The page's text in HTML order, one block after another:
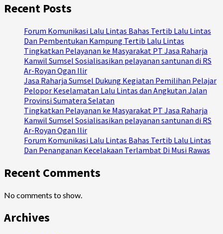
Recent Posts
Forum Komunikasi Lalu Lintas Bahas Tertib Lalu Lintas
Dan Pembentukan Kampung Tertib Lalu Lintas
Tingkatkan Pelayanan ke Masyarakat PT Jasa Raharja
Kanwil Sumsel Sosialisasikan pelayanan santunan di RS
Ar-Royan Ogan Ilir
Jasa Raharja Sumsel Dukung Kegiatan Pemilihan Pelajar
Pelopor Keselamatan Lalu Lintas dan Angkutan Jalan
Provinsi Sumatera Selatan
Tingkatkan Pelayanan ke Masyarakat PT Jasa Raharja
Kanwil Sumsel Sosialisasikan pelayanan santunan di RS
Ar-Royan Ogan Ilir
Forum Komunikasi Lalu Lintas Bahas Tertib Lalu Lintas
Dan Penanganan Kecelakaan Terlambat Di Musi Rawas
Recent Comments
No comments to show.
Archives